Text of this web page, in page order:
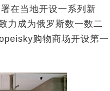
在当地开设一系列新
力成为俄罗斯数一数二
购物商场开设第一